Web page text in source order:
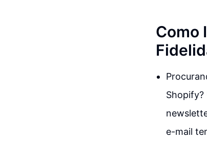
Como
Shopify?
e-mail